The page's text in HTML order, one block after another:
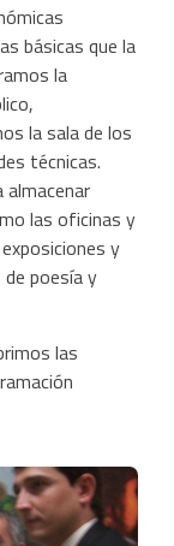
básicas que la
la
la sala de los
técnicas.
almacenar
las oficinas y
y
poesía y
las